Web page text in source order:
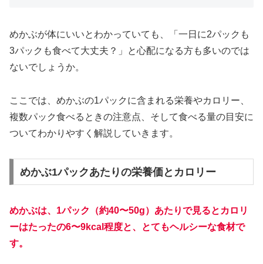
めかぶが体にいいとわかっていても、「一日に2パックも
3パックも食べて大丈夫？」と心配になる方も多いのでは
ないでしょうか。
ここでは、めかぶの1パックに含まれる栄養やカロリー、
複数パック食べるときの注意点、そして食べる量の目安に
ついてわかりやすく解説していきます。
めかぶ1パックあたりの栄養価とカロリー
めかぶは、1パック（約40〜50g）あたりで見るとカロリ
ーはたったの6〜9kcal程度と、とてもヘルシーな食材で
す。